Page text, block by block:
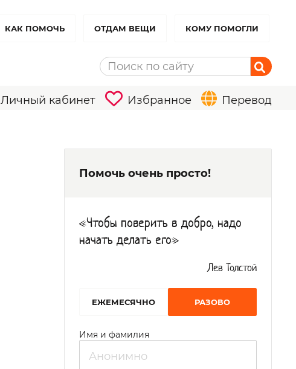
КАК ПОМОЧЬ ОТДАМ ВЕЩИ КОМУ ПОМОГЛИ
Личный кабинет Избранное Перевод
Помочь очень просто!
«Чтобы поверить в добро, надо
начать делать его»
Лев Толстой
EЖЕМЕСЯЧНО РАЗОВО
Имя и фамилия